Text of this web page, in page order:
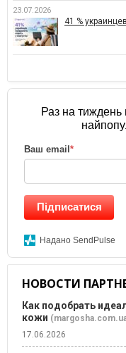
23.07.2026
41 %
Раз на
Ваш email *
Підписатися
Надано SendPulse
НОВОСТИ
Как подобрать
кожи
17.06.2026